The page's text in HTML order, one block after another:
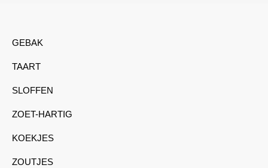
GEBAK
TAART
SLOFFEN
ZOET-HARTIG
KOEKJES
ZOUTJES